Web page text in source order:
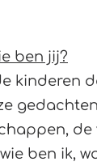
ben jij?
kinderen
de
ben ik,